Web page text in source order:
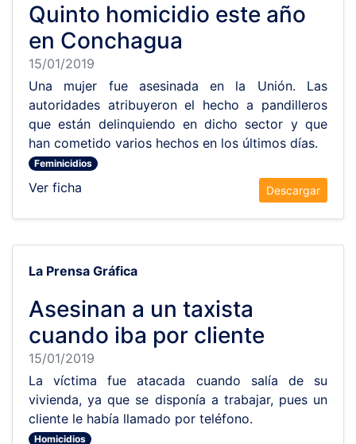
Quinto homicidio este año
en Conchagua
15/01/2019
Una mujer fue asesinada en la Unión. Las
autoridades atribuyeron el hecho a pandilleros
que están delinquiendo en dicho sector y que
han cometido varios hechos en los últimos días.
Feminicidios
Ver ficha Descargar
La Prensa Gráfica
Asesinan a un taxista
cuando iba por cliente
15/01/2019
La víctima fue atacada cuando salía de su
vivienda, ya que se disponía a trabajar, pues un
cliente le había llamado por teléfono.
Homicidios